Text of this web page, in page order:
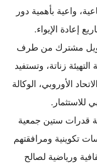
واعية بأهمية دور
إعادة الإيواء.
مشترك من طرف
زناتة، وتستفيد
الأوروبي، الوكالة
للاستثمار.
قدرات ستين جمعية
تكوينية ومرافقتهم
ورياضية لصالح